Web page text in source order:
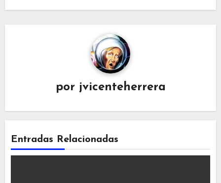
por jvicenteherrera
Entradas Relacionadas